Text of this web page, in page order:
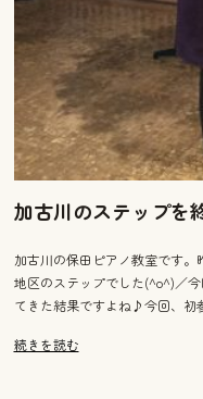
加古川のステップを
加古川の保田ピアノ教室です
地区のステップでした(^o^)／
てきた結果ですよね♪今回、初
続きを読む